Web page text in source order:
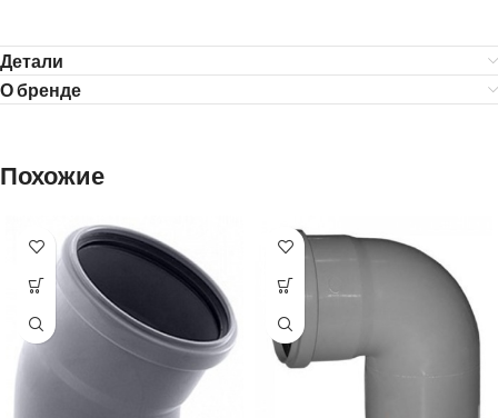
Детали
О бренде
Похожие